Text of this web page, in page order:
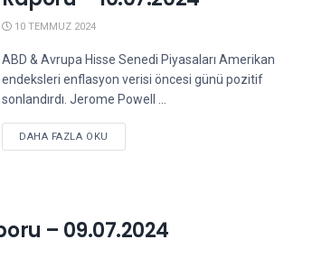
10 TEMMUZ 2024
ABD & Avrupa Hisse Senedi Piyasaları Amerikan
endeksleri enflasyon verisi öncesi günü pozitif
sonlandırdı. Jerome Powell ...
DAHA FAZLA OKU
– 09.07.2024